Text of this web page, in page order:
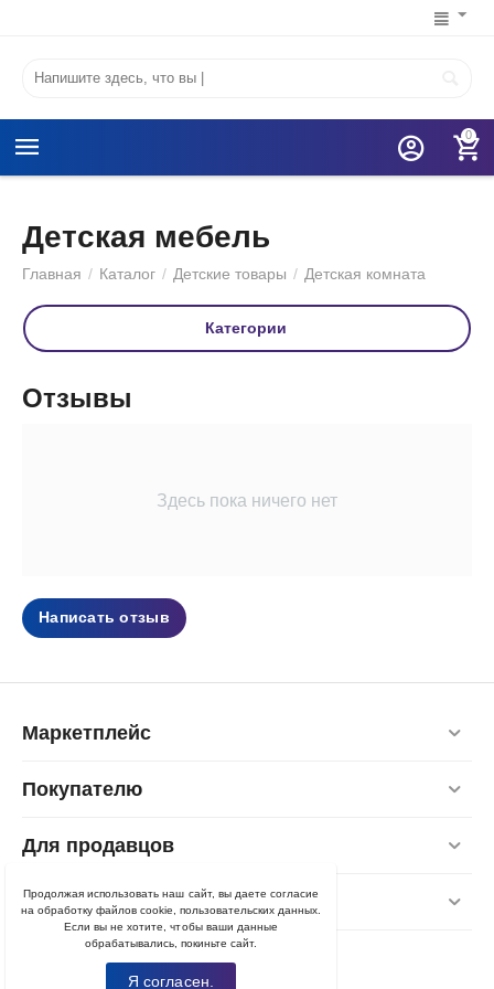
0
Детская мебель
Главная / Каталог / Детские товары / Детская комната
Категории
Отзывы
Здесь пока ничего нет
Написать отзыв
Маркетплейс
Покупателю
Для продавцов
Контакты
Продолжая использовать наш сайт, вы даете согласие
на обработку файлов cookie, пользовательских данных.
Если вы не хотите, чтобы ваши данные
обрабатывались, покиньте сайт.
Я согласен.